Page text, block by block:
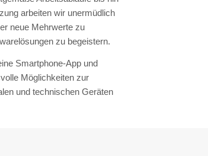
arbeiten wir unermüdlich
neue Mehrwerte zu
zu begeistern.
Smartphone-App und
Möglichkeiten zur
und technischen Geräten